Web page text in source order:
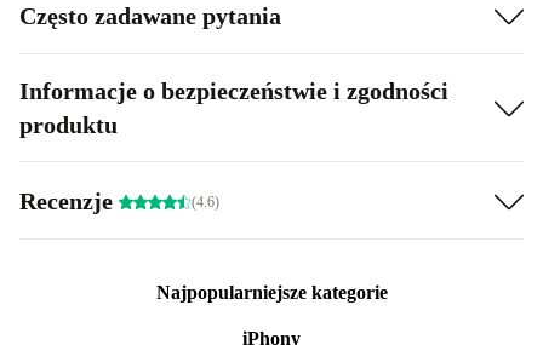
Często zadawane pytania
Informacje o bezpieczeństwie i zgodności
produktu
Recenzje (4.6)
Najpopularniejsze kategorie
iPhony